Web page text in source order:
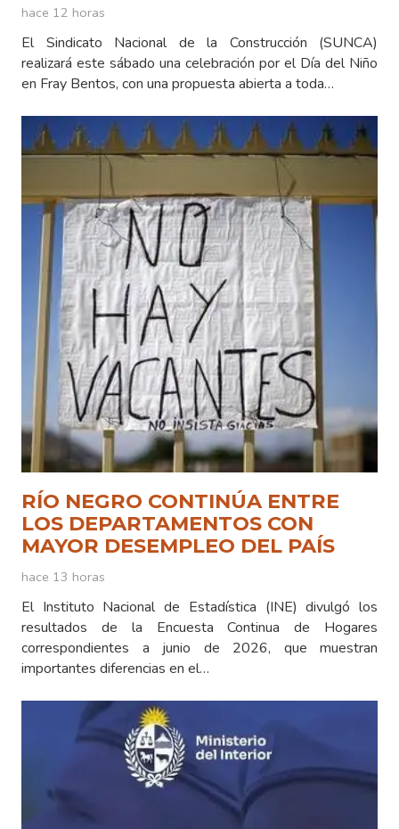
hace 12 horas
El Sindicato Nacional de la Construcción (SUNCA)
realizará este sábado una celebración por el Día del Niño
en Fray Bentos, con una propuesta abierta a toda…
RÍO NEGRO CONTINÚA ENTRE
LOS DEPARTAMENTOS CON
MAYOR DESEMPLEO DEL PAÍS
hace 13 horas
El Instituto Nacional de Estadística (INE) divulgó los
resultados de la Encuesta Continua de Hogares
correspondientes a junio de 2026, que muestran
importantes diferencias en el…